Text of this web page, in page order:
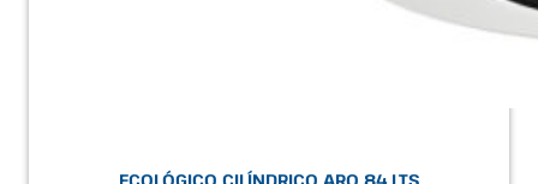
ECOLÓGICO CILÍNDRICO ARO 84 LTS